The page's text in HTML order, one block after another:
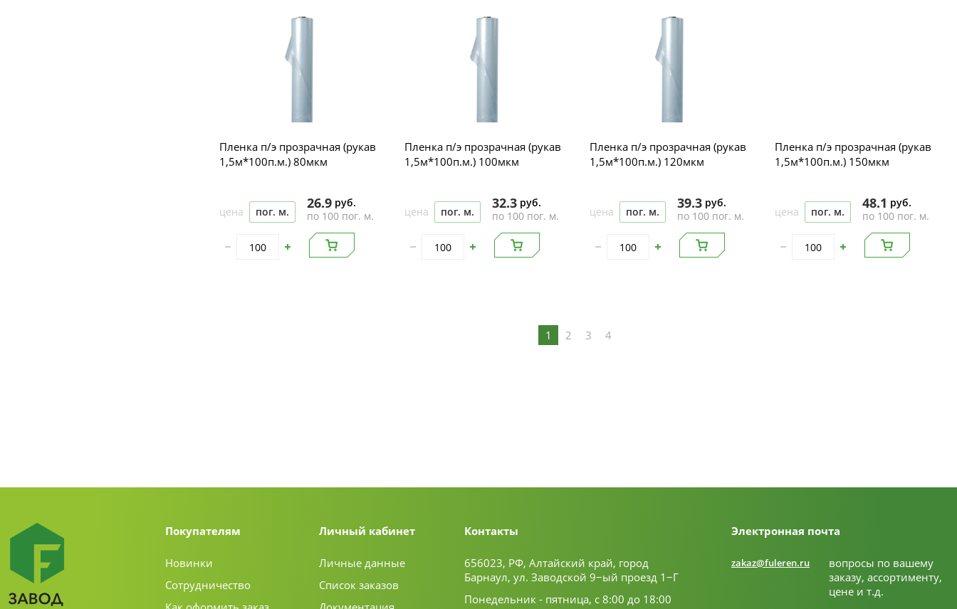
Пленка п/э прозрачная (рукав
1,5м*100п.м.) 80мкм
цена пог. м.
26.9 руб.
по 100 пог. м.
Пленка п/э прозрачная (рукав
1,5м*100п.м.) 100мкм
цена пог. м.
32.3 руб.
по 100 пог. м.
Пленка п/э прозрачная (рукав
1,5м*100п.м.) 120мкм
цена пог. м.
39.3 руб.
по 100 пог. м.
Пленка п/э прозрачная (рукав
1,5м*100п.м.) 150мкм
цена пог. м.
48.1 руб.
по 100 пог. м.
1 2 3 4
Покупателям
Новинки
Сотрудничество
Личный кабинет
Личные данные
Список заказов
Контакты
656023, РФ, Алтайский край, город
Барнаул, ул. Заводской 9−ый проезд 1−Г
Понедельник - пятница, с 8:00 до 18:00
Электронная почта
zakaz@fuleren.ru
вопросы по вашему
заказу, ассортименту,
цене и т.д.